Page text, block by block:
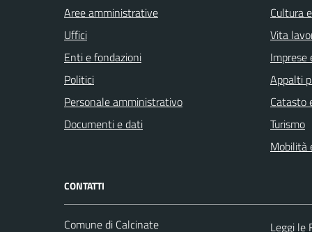
Aree amministrative
Uffici
Enti e fondazioni
Politici
Personale amministrativo
Documenti e dati
Cultura
Vita
Imprese
Appalti
Catasto
Turismo
Mobilità
CONTATTI
Comune di Calcinate
Leggi le